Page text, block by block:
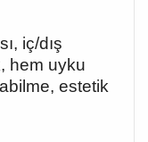
iç/dış
hem uyku
estetik